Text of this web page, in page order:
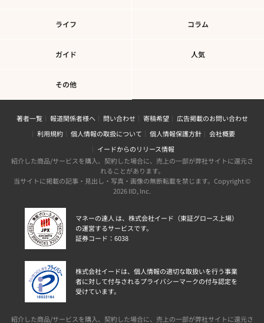
ライフ コラム
ガイド 人気
その他
著者一覧 報道関係者様へ 問い合わせ 寄稿希望
広告掲載のお問い合わせ
利用規約
個人情報の取扱について 個人情報保護方針
会社概要
イードからのリリース情報
紹介した商品/サービスを購入、契約した場合に、売上の一部が弊社サイトに還元さ
れることがあります。
当サイトに掲載の記事・見出し・写真・画像の無断転載を禁じます。Copyright ©
2026 IID, Inc.
マネーの達人 は、株式会社イード（東証グロース上場）
の運営するサービスです。
証券コード：6038
株式会社イードは、個人情報の適切な取扱いを行う事業
者に対して付与されるプライバシーマークの付与認定を
受けています。
紹介した商品/サービスを購入、契約した場合に、売上の一部が弊社サイトに還元さ